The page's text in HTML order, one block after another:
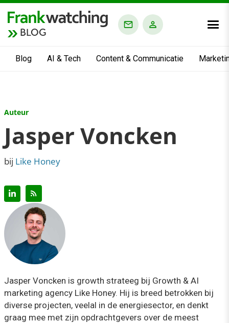
BLOG
Blog AI & Tech Content & Communicatie
Auteur
Jasper Voncken
bij Like Honey
Jasper Voncken is growth strateeg bij Growth & AI
marketing agency Like Honey. Hij is breed betrokken bij
diverse projecten, veelal in de energiesector, en denkt
graag mee met zijn opdrachtgevers over de meest